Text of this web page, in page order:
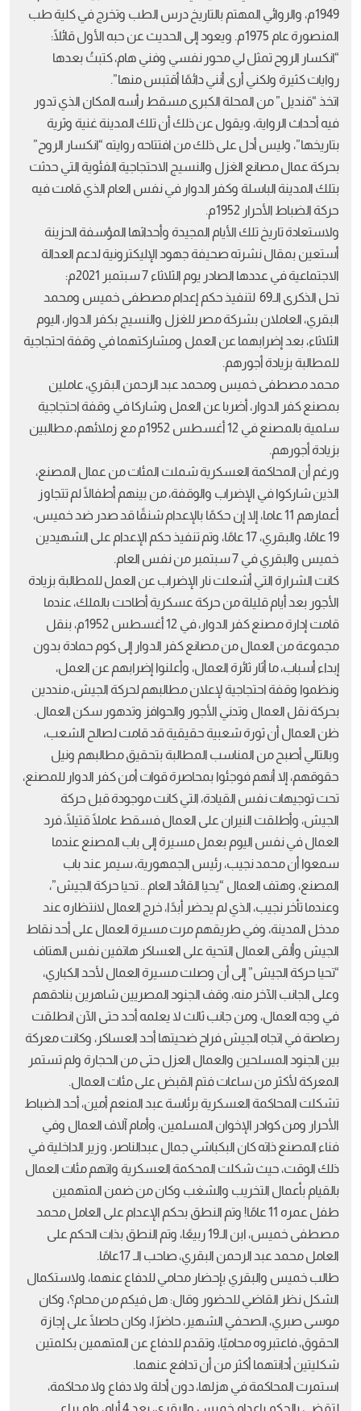
1949م، والروائي المهتم بالتاريخ درس الطب وتخرج في كلية طب
المنصورة عام 1975م. ويعود إلى الحديث عن حبه الأول قائلًا:
“انكسار الروح تمثل لي محور نفسي وفني هام، كتبتُ بعدها
روايات كثيرة ولكني أرى أنني دائمًا أقتبس منها”.
اتخذ “قنديل” من المحلة الكبرى مسقط رأسه المكان الذي تدور
فيه أحداث الرواية، ويقول عن ذلك أن تلك المدينة غنية وثرية
بتاريخها”، وليس أدل على ذلك من افتتاحه روايته “انكسار الروح”
بحركة عمال مصانع الغزل والنسيج الاحتجاجية الفئوية التي حدثت
بتلك المدينة الباسلة وكفر الدوار في نفس العام الذي قامت فيه
حركة الضباط الأحرار 1952م.
ولاستعادة تاريخ تلك الأيام المجيدة وأحداثها المؤسفة الحزينة
أستعين بمقال نشرته صحيفة جهود الإليكترونية لدعم العدالة
الاجتماعية في عددها الصادر يوم الثلاثاء 7 سبتمبر 2021م:
تحل الذكرى الـ69 لتنفيذ حكم إعدام مصطفى خميس ومحمد
البقري، العاملان بشركة مصر للغزل والنسيج بكفر الدوار، اليوم
الثلاثاء، بعد إضرابهما عن العمل ومشاركتهما في وقفة احتجاجية
للمطالبة بزيادة أجورهم.
محمد مصطفى خميس ومحمد عبد الرحمن البقري، عاملين
بمصنع كفر الدوار، أضربا عن العمل وشاركا في وقفة احتجاجية
سلمية بالمصنع في 12 أغسطس 1952م مع زملائهم، مطالبين
بزيادة أجورهم.
ورغم أن المحاكمة العسكرية شملت المئات من عمال المصنع،
الذين شاركوا في الإضراب والوقفة، من بينهم أطفالًا لم تتجاوز
أعمارهم 11 عاما، إلا إن حكمًا بالإعدام شنقًا قد صدر ضد خميس،
19 عامًا، والبقري، 17 عامًا، وتم تنفيذ حكم الإعدام على الشهيدين
خميس والبقري في 7 سبتمبر من نفس العام.
كانت الشرارة التي أشعلت نار الإضراب عن العمل للمطالبة بزيادة
الأجور بعد أيام قليلة من حركة عسكرية أطاحت بالملك، عندما
قامت إدارة مصنع كفر الدوار، في 12 أغسطس 1952م، بنقل
مجموعة من العمال من مصانع كفر الدوار إلى كوم حمادة بدون
إبداء أسباب، ما أثار ثائرة العمال، وأعلنوا إضرابهم عن العمل،
ونظموا وقفة احتجاجية لإعلان مطالبهم لحركة الجيش، منددين
بحركة نقل العمال وتدني الأجور والحوافز وتدهور سكن العمال.
ظن العمال أن ثورة شعبية حقيقية قد قامت لصالح الشعب،
وبالتالي أصبح من المناسب المطالبة بتحقيق مطالبهم ونيل
حقوقهم، إلا أنهم فوجئوا بمحاصرة قوات أمن كفر الدوار للمصنع،
تحت توجيهات نفس القيادة، التي كانت موجودة قبل حركة
الجيش، وأطلقت النيران على العمال فسقط عاملًا قتيلًا، فرد
العمال في نفس اليوم بعمل مسيرة إلى باب المصنع عندما
سمعوا أن محمد نجيب، رئيس الجمهورية، سيمر عند باب
المصنع، وهتف العمال “يحيا القائد العام .. تحيا حركة الجيش”،
وعندما تأخر نجيب، الذي لم يحضر أبدًا، خرج العمال لانتظاره عند
مدخل المدينة، وفي طريقهم مرت مسيرة العمال على أحد نقاط
الجيش وألقى العمال التحية على العساكر هاتفين نفس الهتاف
“تحيا حركة الجيش” إلى أن وصلت مسيرة العمال لأحد الكباري،
وعلى الجانب الآخر منه، وقف الجنود المصريين شاهرين بنادقهم
في وجه العمال، ومن جانب ثالث لا يعلمه أحد حتى الآن انطلقت
رصاصة في اتجاه الجيش فراح ضحيتها أحد العساكر، وكانت معركة
بين الجنود المسلحين والعمال العزل حتى من الحجارة ولم تستمر
المعركة لأكثر من ساعات فتم القبض على مئات العمال.
تشكلت المحاكمة العسكرية برئاسة عبد المنعم أمين، أحد الضباط
الأحرار ومن كوادر الإخوان المسلمين، وأمام آلاف العمال وفي
فناء المصنع ذاته كان البكباشي جمال عبدالناصر، وزير الداخلية في
ذلك الوقت، حيث شكلت المحكمة العسكرية واتهم مئات العمال
بالقيام بأعمال التخريب والشغب وكان من ضمن المتهمين
طفل عمره 11 عامًا! وتم النطق بحكم الإعدام على العامل محمد
مصطفى خميس، ابن الـ19 ربيعًا، وتم النطق بذات الحكم على
العامل محمد عبد الرحمن البقري، صاحب الـ 17عامًا.
طالب خميس والبقري بإحضار محامي للدفاع عنهما، ولاستكمال
الشكل نظر القاضي للحضور وقال: هل فيكم من محام؟، وكان
موسى صبري، الصحفي الشهير، حاضرًا، وكان حاصلًا على إجازة
الحقوق، فاعتبروه محاميًا، وتقدم للدفاع عن المتهمين بكلمتين
شكليتين أدانتهما أكثر من أن تدافع عنهما.
استمرت المحاكمة في هزلها، دون أدلة ولا دفاع ولا محاكمة،
لتقضي بالحكم بإعدام خميس والبقري، بعد 4 أيام، ولم يراع